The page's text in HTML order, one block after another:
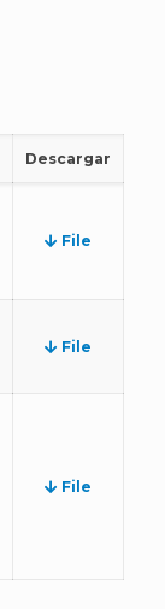
Descargar
File
File
File